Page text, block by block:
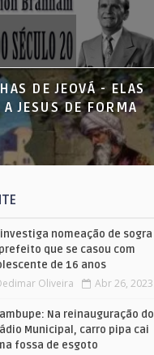
DE JEOVÁ - ELAS
JESUS DE FORMA
investiga nomeação de sogra
que se casou com
de 16 anos
Oliveira Abr 26, 2023
Na reinauguração do
Municipal, carro pipa cai
fossa de esgoto